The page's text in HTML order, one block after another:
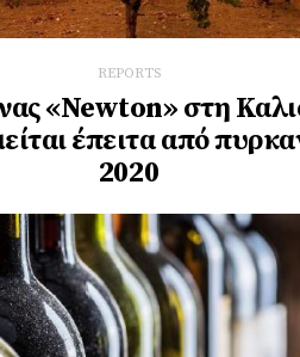
REPORTS
«Newton» στη
έπειτα από
2020